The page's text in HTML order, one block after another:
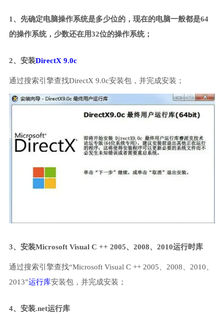
1、先确定电脑操作系统是多少位的，现在的电脑一般都是64
的操作系统，少数还在用32位的操作系统；
2、安装DirectX 9.0c
通过搜索引擎查找DirectX 9.0c安装包，并完成安装；
3、安装Microsoft Visual C ++ 2005、2008、2010运行时库
通过搜索引擎查找“Microsoft Visual C ++ 2005、2008、2010、
2013”运行库安装包，并完成安装；
4、安装.net运行库